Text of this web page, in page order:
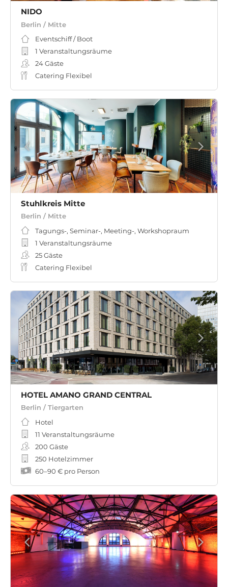
NIDO
Berlin / Mitte
Eventschiff / Boot
1 Veranstaltungsräume
24Gäste
Catering Flexibel
Stuhlkreis Mitte
Berlin / Mitte
Tagungs-, Seminar-, Meeting-, Workshopraum
1 Veranstaltungsräume
25Gäste
Catering Flexibel
HOTEL AMANO GRAND CENTRAL
Berlin / Tiergarten
Hotel
11 Veranstaltungsräume
200 Gäste
250 Hotelzimmer
60–90 € pro Person